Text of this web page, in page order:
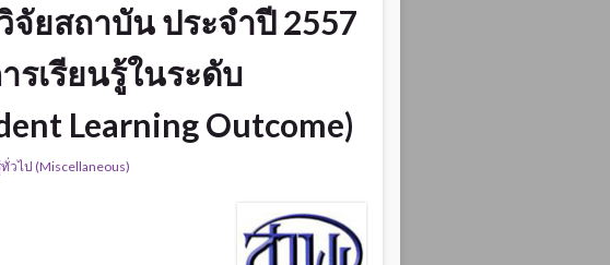
ยสถาบัน ประจำปี 2557
เรียนรู้ในระดับ
Learning Outcome)
วไป (Miscellaneous)